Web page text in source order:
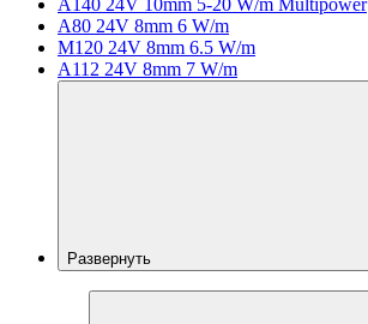
A80 24V 8mm 6 W/m
M120 24V 8mm 6.5 W/m
A112 24V 8mm 7 W/m
Развернуть